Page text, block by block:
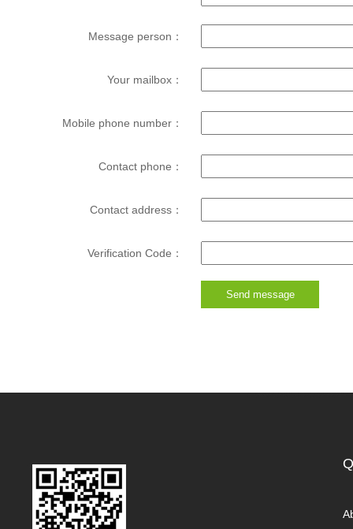
Message person：
Your mailbox：
Mobile phone number：
Contact phone：
Contact address：
Verification Code：